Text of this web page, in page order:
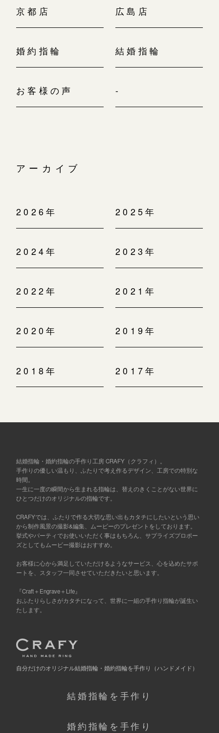
京都店 広島店
婚約指輪 結婚指輪
お客様の声 -
アーカイブ
2026年 2025年
2024年 2023年
2022年 2021年
2020年 2019年
2018年 2017年
結婚指輪・婚約指輪の手作り工房 CRAFY（クラフィ）。
手作りの優しい温もり、ふたりで考え作るデザイン、工房での特別な
時間。
一生に一度の瞬間から生まれる指輪は、替えのきくことがない世界に
ひとつだけのオリジナルの指輪です。
CRAFYでは、ふたりで作る大切な思い出もカタチにしたいという思い
から制作風景の撮影&編集、ムービーのプレゼントをしております。
挙式やパーティでお使いいただく事はもちろん、サプライズプロポー
ズとしてもムービー撮影はおすすめ。
お客様に心から満足していただけるようなサービス、心を込めたサポ
ートを、スタッフ一同させていただきたいと思います。
『Craft＋Engrave＋Life』
おふたりらしさがカタチになって、世界に一組の手作り指輪が誕生い
たします。
自分だけのオリジナル結婚指輪・婚約指輪を手作り （ハンドメイド）
結婚指輪を手作り
婚約指輪を手作り